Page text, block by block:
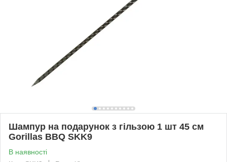
Шампур на подарунок з гільзою 1 шт 45 см
Gorillas BBQ SKK9
В наявності